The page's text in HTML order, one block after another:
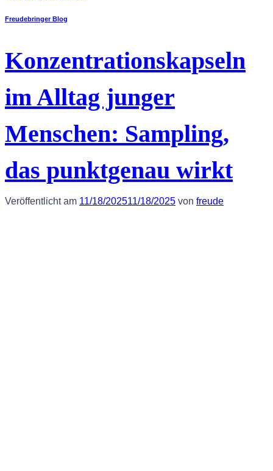
Freudebringer Blog
Konzentrationskapseln
im Alltag junger
Menschen: Sampling,
das punktgenau wirkt
Veröffentlicht am 11/18/202511/18/2025 von freude